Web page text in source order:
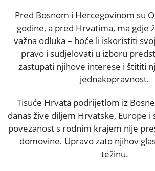
Pred Bosnom i Hercegovinom su
godine, a pred Hrvatima, ma gdje
važna odluka – hoće li iskoristiti
pravo i sudjelovati u izboru
zastupati njihove interese i štititi
jednakopravnost.
Tisuće Hrvata podrijetlom iz
danas žive diljem Hrvatske, Europe i
povezanost s rodnim krajem nije
domovine. Upravo zato njihov
težinu.